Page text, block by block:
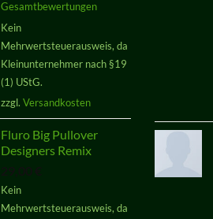
von 5
Gesamtbewertungen
Kein
Mehrwertsteuerausweis, da
Kleinunternehmer nach §19
(1) UStG.
zzgl. Versandkosten
Fluro Big Pullover
Designers Remix
Kein
Mehrwertsteuerausweis, da